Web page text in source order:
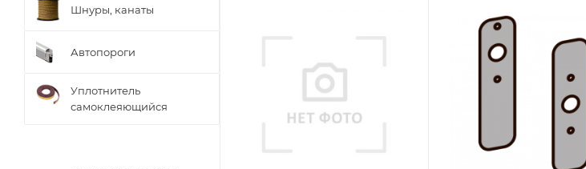
Шнуры, канаты
Автопороги
Уплотнитель
самоклеяющийся